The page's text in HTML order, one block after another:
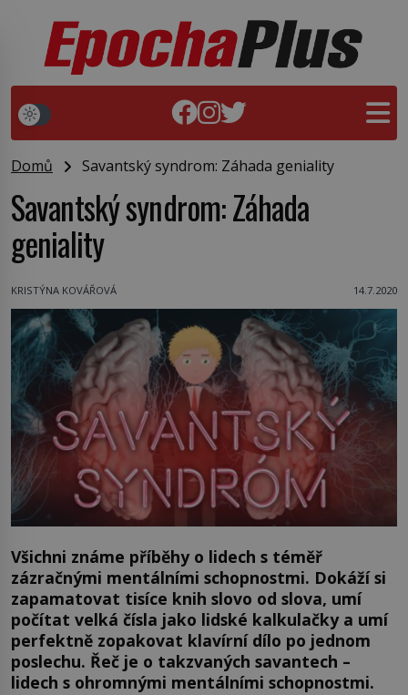
Domů Savantský syndrom: Záhada geniality
Savantský syndrom: Záhada
geniality
KRISTÝNA KOVÁŘOVÁ 14.7.2020
Všichni známe příběhy o lidech s téměř
zázračnými mentálními schopnostmi. Dokáží si
zapamatovat tisíce knih slovo od slova, umí
počítat velká čísla jako lidské kalkulačky a umí
perfektně zopakovat klavírní dílo po jednom
poslechu. Řeč je o takzvaných savantech –
lidech s ohromnými mentálními schopnostmi.